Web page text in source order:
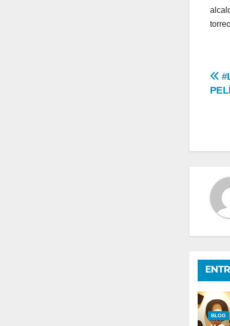
BLOG